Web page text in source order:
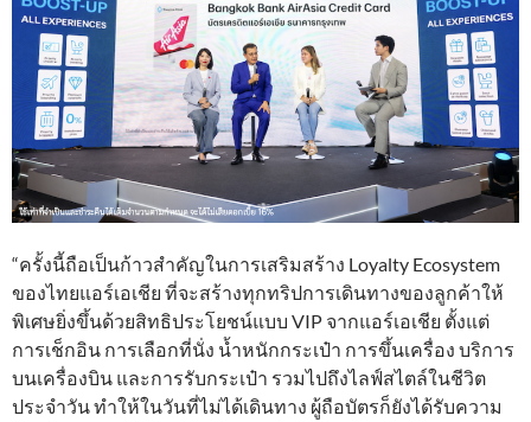
“ครั้งนี้ถือเป็นก้าวสำคัญในการเสริมสร้าง Loyalty Ecosystem
ของไทยแอร์เอเชีย ที่จะสร้างทุกทริปการเดินทางของลูกค้าให้
พิเศษยิ่งขึ้นด้วยสิทธิประโยชน์แบบ VIP จากแอร์เอเชีย ตั้งแต่
การเช็กอิน การเลือกที่นั่ง น้ำหนักกระเป๋า การขึ้นเครื่อง บริการ
บนเครื่องบิน และการรับกระเป๋า รวมไปถึงไลฟ์สไตล์ในชีวิต
ประจำวัน ทำให้ในวันที่ไม่ได้เดินทาง ผู้ถือบัตรก็ยังได้รับความ